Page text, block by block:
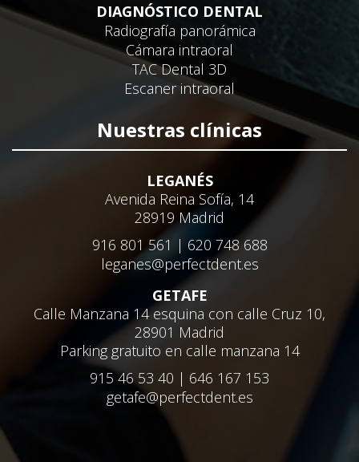
DIAGNÓSTICO DENTAL
Radiografía panorámica
Cámara intraoral
TAC Dental 3D
Escaner intraoral
Nuestras clínicas
LEGANÉS
Avenida Reina Sofía, 14
28919 Madrid
916 801 561 | 620 748 688
leganes@perfectdent.es
GETAFE
Calle Manzana 14 esquina con calle Cruz 10,
28901 Madrid
Parking gratuito en calle manzana 14
915 46 53 40 | 646 167 153
getafe@perfectdent.es